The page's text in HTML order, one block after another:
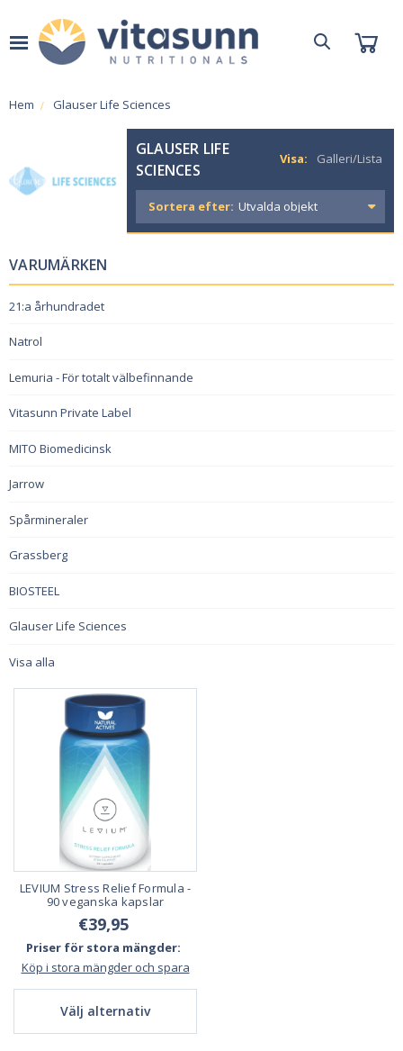
Hem Glauser Life Sciences
GLAUSER LIFE
SCIENCES
Visa: Galleri/Lista
Sortera efter:
VARUMÄRKEN
21:a århundradet
Natrol
Lemuria - För totalt välbefinnande
Vitasunn Private Label
MITO Biomedicinsk
Jarrow
Spårmineraler
Grassberg
BIOSTEEL
Glauser Life Sciences
Visa alla
LEVIUM Stress Relief Formula -
90 veganska kapslar
€39,95
Priser för stora mängder:
Köp i stora mängder och spara
Välj alternativ